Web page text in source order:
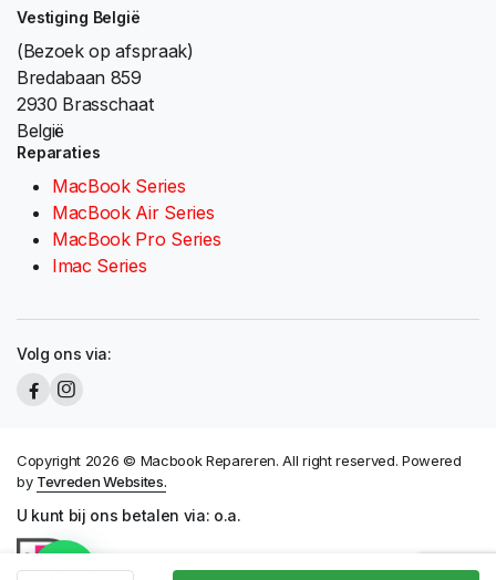
Vestiging België
(Bezoek op afspraak)
Bredabaan 859
2930 Brasschaat
België
Reparaties
MacBook Series
MacBook Air Series
MacBook Pro Series
Imac Series
Volg ons via:
Copyright 2026 © Macbook Repareren. All right reserved. Powered
by Tevreden Websites.
U kunt bij ons betalen via: o.a.